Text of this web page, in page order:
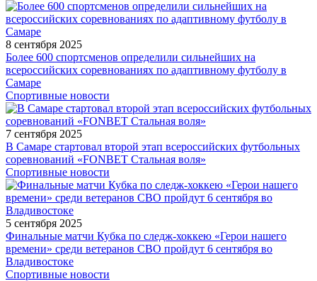
8 сентября 2025
Более 600 спортсменов определили сильнейших на
всероссийских соревнованиях по адаптивному футболу в
Самаре
Спортивные новости
7 сентября 2025
В Самаре стартовал второй этап всероссийских футбольных
соревнований «FONBET Стальная воля»
Спортивные новости
5 сентября 2025
Финальные матчи Кубка по следж-хоккею «Герои нашего
времени» среди ветеранов СВО пройдут 6 сентября во
Владивостоке
Спортивные новости